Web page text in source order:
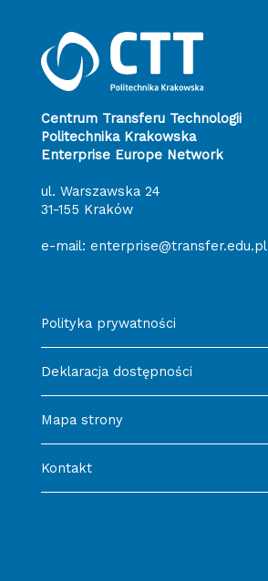
Centrum Transferu Technologii
Politechnika Krakowska
Enterprise Europe Network
ul. Warszawska 24
31-155 Kraków
e-mail: enterprise@transfer.edu.pl
Polityka prywatności
Deklaracja dostępności
Mapa strony
Kontakt